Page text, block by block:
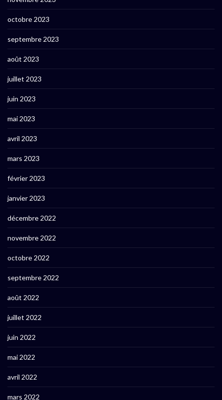
octobre 2023
septembre 2023
août 2023
juillet 2023
juin 2023
mai 2023
avril 2023
mars 2023
février 2023
janvier 2023
décembre 2022
novembre 2022
octobre 2022
septembre 2022
août 2022
juillet 2022
juin 2022
mai 2022
avril 2022
mars 2022